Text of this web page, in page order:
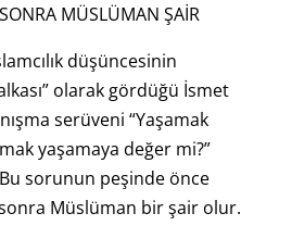
MÜSLÜMAN ŞAİR
düşüncesinin
olarak gördüğü İsmet
serüveni “Yaşamak
yaşamaya değer mi?”
sorunun peşinde önce
Müslüman bir şair olur.